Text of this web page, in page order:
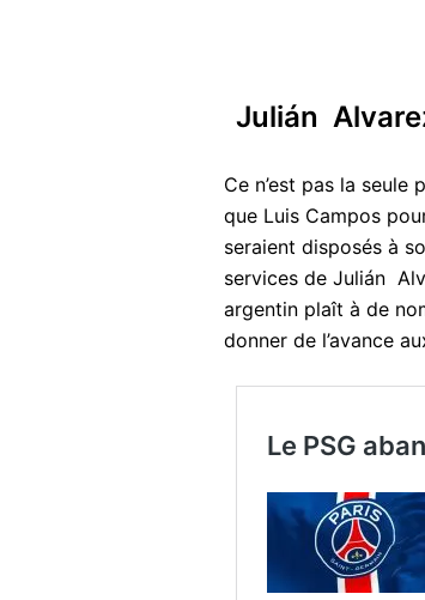
Julián
Ce n’est pas la
que Luis Campos
seraient disposés à
services de Julián
argentin plaît à de
donner de l’avance
Le PSG